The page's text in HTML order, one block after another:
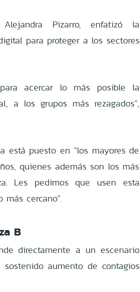
Pizarro, enfatizó la
para proteger a los sectores
acercar lo más posible la
a los grupos más rezagados",
está puesto en "los mayores de
quienes además son los más
Les pedimos que usen esta
más cercano".
B
directamente a un escenario
aumento de contagios